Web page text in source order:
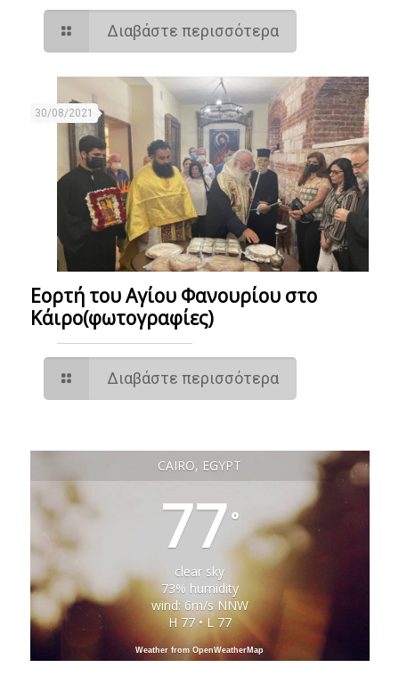
Διαβάστε περισσότερα
30/08/2021
Εορτή του Αγίου Φανουρίου στο
Κάιρο(φωτογραφίες)
Διαβάστε περισσότερα
CAIRO, EGYPT
77°
clear sky
73% humidity
wind: 6m/s NNW
H 77 • L 77
Weather from OpenWeatherMap